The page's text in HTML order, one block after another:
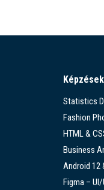
Képzések
Statistics
Fashion
HTML &
Business
Android 12
Figma –